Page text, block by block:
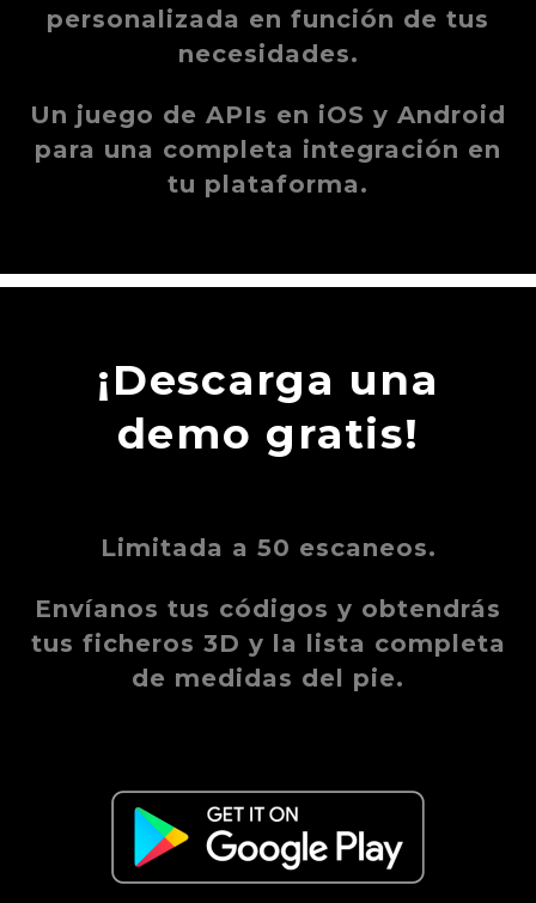
personalizada en función de tus
necesidades.
Un juego de APIs en iOS y Android
para una completa integración en
tu plataforma.
¡Descarga una
demo gratis!
Limitada a 50 escaneos.
Envíanos tus códigos y obtendrás
tus ficheros 3D y la lista completa
de medidas del pie.